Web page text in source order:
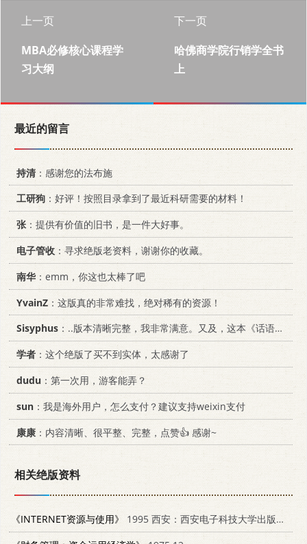
上一页
MBA必修核心课程学
习大纲
下一页
哈佛商学院行销学全书
上
最近的留言
持清：感谢您的法布施
工研狗 ：好评！按照目录拿到了最近科研需要的材料！
张：提供有价值的旧书，是一件大好事。
电子管收 ：寻求绝版老资料，谢谢你的收藏。
南华：emm，你这也太棒了吧
YvainZ ：这版真的非常难找，绝对稀有的资源！
Sisyphus ：..版本清晰完整，我非常满意。又及，这本《话语的真相》...
学者 ：这个绝版了买不到实体，太感谢了
dudu ：第一次用，游客能弄？
sun ：我是海外用户，怎么支付？建议支持weixin支付
康康 ：内容清晰、很平整、完整，点赞👍 感谢~
相关绝版资料
《INTERNET资源与使用》
1995 西安：西安电子科技大学出版社 7560603998